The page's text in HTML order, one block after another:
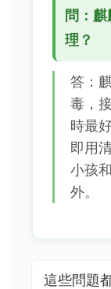
問：
理？
答：
毒，
時最
即用
小孩
外。
這些問題